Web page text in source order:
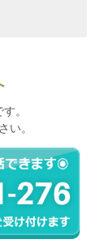
。
い。